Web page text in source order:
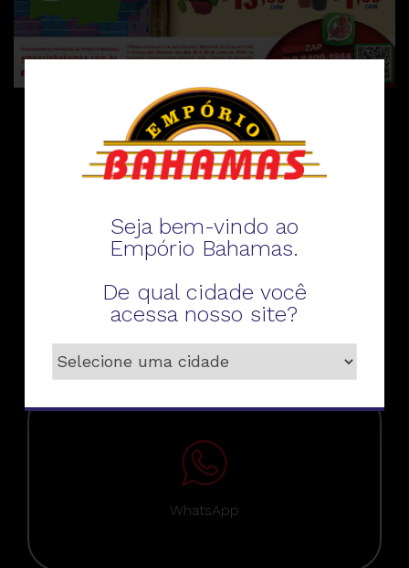
Fale conosco
Telefone
WhatsApp
Seja bem-vindo ao
Empório Bahamas.
De qual cidade você
acessa nosso site?